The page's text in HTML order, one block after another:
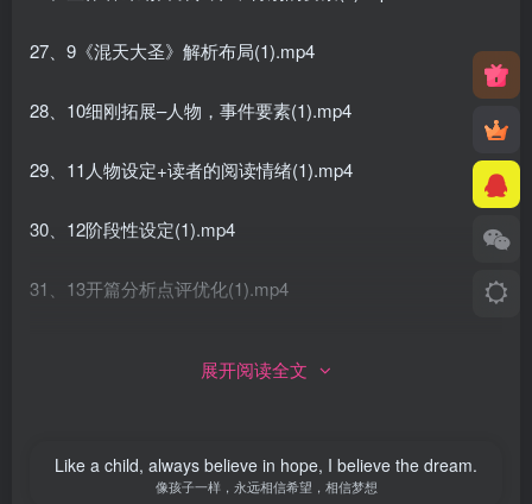
27、9《混天大圣》解析布局(1).mp4
28、10细刚拓展–人物，事件要素(1).mp4
29、11人物设定+读者的阅读情绪(1).mp4
30、12阶段性设定(1).mp4
31、13开篇分析点评优化(1).mp4
34、三十 稿费过十万分享(1).mp4
展开阅读全文
Like a child, always believe in hope, I believe the dream.
像孩子一样，永远相信希望，相信梦想